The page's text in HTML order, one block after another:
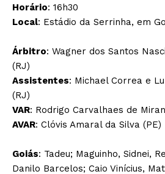
Horário: 16h30
Local: Estádio da Serrinha, em
Árbitro: Wagner dos Santos
(RJ)
Assistentes: Michael Correa e
(RJ)
VAR: Rodrigo Carvalhaes de
AVAR: Clóvis Amaral da Silva (PE)
Goiás: Tadeu; Maguinho, Sidnei,
Danilo Barcelos; Caio Vinícius,